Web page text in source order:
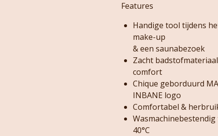
Features
Handige tool tijdens
make-up
& een saunabezoek
Zacht
comfort
Chique geborduurd
INBANE logo
Comfortabel &
40°C